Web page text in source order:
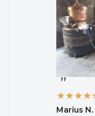
Marius N.